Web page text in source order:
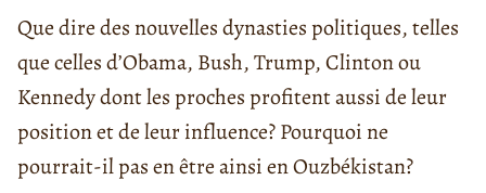
Que dire des nouvelles dynasties politiques, telles
que celles d’Obama, Bush, Trump, Clinton ou
Kennedy dont les proches profitent aussi de leur
position et de leur influence? Pourquoi ne
pourrait-il pas en être ainsi en Ouzbékistan?